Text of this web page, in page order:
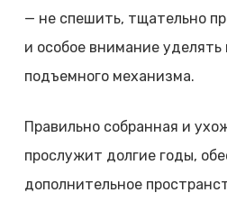
— не спешить, тщательно
и особое внимание
подъемного механизма.
Правильно собранная и
прослужит долгие годы,
дополнительное